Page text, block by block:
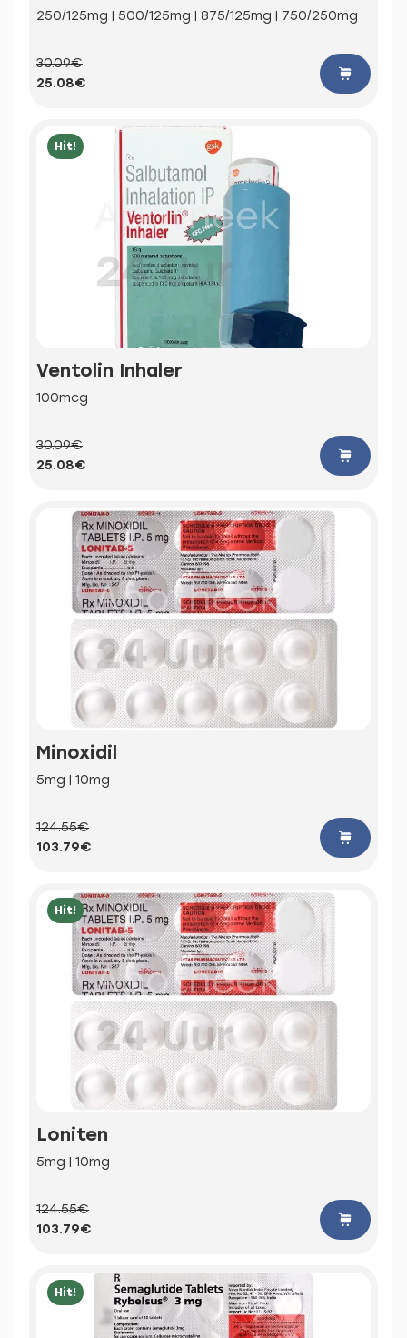
250/125mg | 500/125mg | 875/125mg | 750/250mg
30.09€
25.08€
Hit!
Ventolin Inhaler
100mcg
30.09€
25.08€
Minoxidil
5mg | 10mg
124.55€
103.79€
Hit!
Loniten
5mg | 10mg
124.55€
103.79€
Hit!